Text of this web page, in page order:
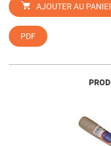
AJOUTER AU
PDF